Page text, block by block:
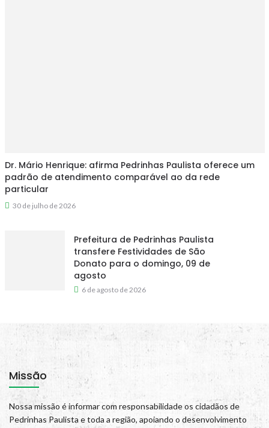
Dr. Mário Henrique: afirma Pedrinhas Paulista oferece um
padrão de atendimento comparável ao da rede
particular
30 de julho de 2026
Prefeitura de Pedrinhas Paulista
transfere Festividades de São
Donato para o domingo, 09 de
agosto
6 de agosto de 2026
Missão
Nossa missão é informar com responsabilidade os cidadãos de
Pedrinhas Paulista e toda a região, apoiando o desenvolvimento